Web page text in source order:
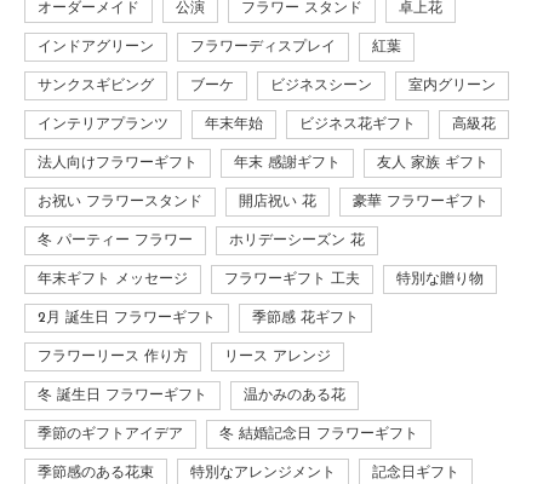
オーダーメイド 公演 フラワー スタンド 卓上花
インドアグリーン フラワーディスプレイ 紅葉
サンクスギビング ブーケ ビジネスシーン 室内グリーン
インテリアプランツ 年末年始 ビジネス花ギフト 高級花
法人向けフラワーギフト 年末 感謝ギフト 友人 家族 ギフト
お祝い フラワースタンド 開店祝い 花 豪華 フラワーギフト
冬 パーティー フラワー ホリデーシーズン 花
年末ギフト メッセージ フラワーギフト 工夫 特別な贈り物
2月 誕生日 フラワーギフト 季節感 花ギフト
フラワーリース 作り方 リース アレンジ
冬 誕生日 フラワーギフト 温かみのある花
季節のギフトアイデア 冬 結婚記念日 フラワーギフト
季節感のある花束 特別なアレンジメント 記念日ギフト